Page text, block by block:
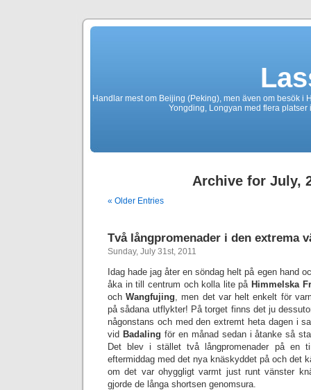
Handlar mest om Beijing (Peking), men även om besök
Yongding, Longyan med flera
Archive for July,
« Older Entries
Två långpromenader i den extrema
Sunday, July 31st, 2011
Idag hade jag åter en söndag helt på egen hand
åka in till centrum och kolla lite på Himmelska
ochWangfujing, men det var helt enkelt för
på sådana utflykter! På torget finns det ju
någonstans och med den extremt heta dagen i
vid Badaling för en månad sedan i åtanke så
Det blev i stället två långpromenader på en
eftermiddag med det nya knäskyddet på och det
om det var ohyggligt varmt just runt vänster
gjorde de långa shortsen genomsura.